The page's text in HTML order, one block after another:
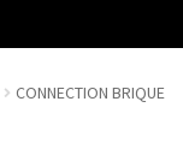
CONNECTION BRIQUE